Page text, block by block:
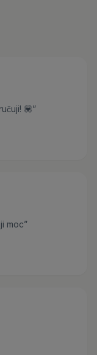
💟”
moc”